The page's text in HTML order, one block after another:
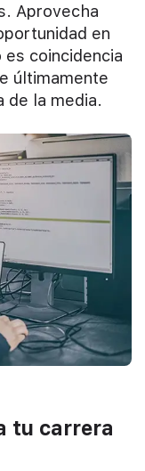
Aprovecha
en
coincidencia
últimamente
de la media.
tu carrera